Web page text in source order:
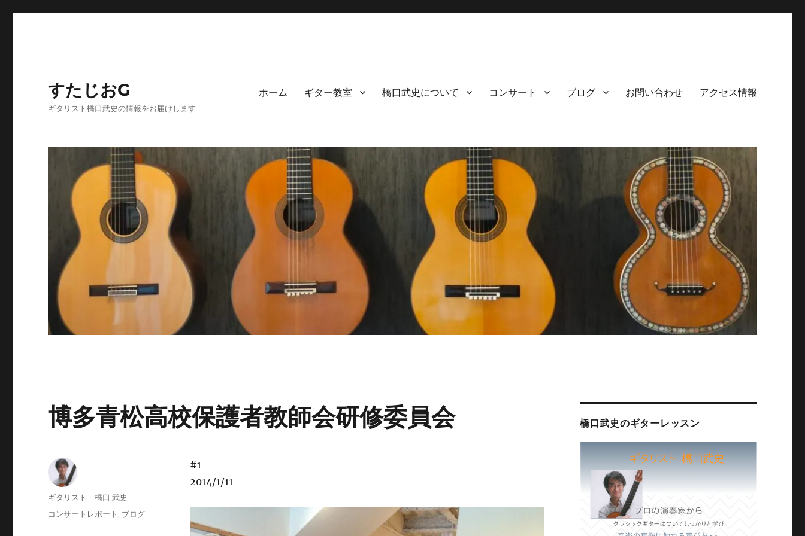
すたじおG
ギタリスト橋口武史の情報をお届けします
ホーム ギター教室 橋口武史について コンサート ブログ お問い合わせ アクセス情報
博多青松高校保護者教師会研修委員会
#1
2014/1/11
投
ギタリスト 橋口 武史
投
カ
コンサートレポート , ブログ
橋口武史のギターレッスン